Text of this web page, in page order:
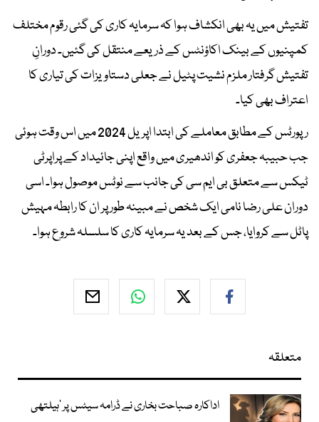
تفتیش میں یہ بھی انکشاف ہوا کہ سرمایہ کاری کی گئی رقوم مختلف
کمپنیوں کے بینک اکاؤنٹس کے ذریعے منتقل کی گئیں۔ دورانِ
تفتیش گرفتار ملزم نشیت پٹیل نے جعلی دستاویزات کی تیاری کا
اعتراف بھی کیا۔
رپورٹس کے مطابق معاملے کی ابتدا اپریل 2024 میں اس وقت ہوئی
جب حبیبہ جعفری کو اندھیری میں واقع اپنی جائیداد کے پراپرٹی
ٹیکس سے متعلق بی ایم سی کی جانب سے نوٹس موصول ہوا۔ اسی
دوران علی رضا نامی ایک شخص نے مبینہ طور پر ان کا رابطہ مہیش
پاٹل سے کروایا، جس کے بعد یہ سرمایہ کاری کا سلسلہ شروع ہوا۔
متعلقہ
اداکارہ صباحت بخاری نے ڈرامہ سیٹس پر ’ہیلتھی